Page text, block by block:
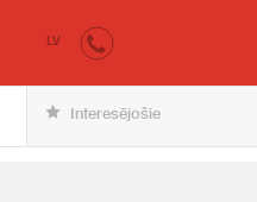
iepirkumi.lv
LV
Interesējošie